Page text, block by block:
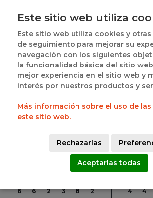
0
18 | 0
JUGADORES DESTACADOS POR
DANIEL  GOMEZ
6
6
2
3
8
2
4
4
Este sitio web utiliza
Este sitio web utiliza cookies y
de seguimiento para mejorar su
navegación con los siguientes
la funcionalidad básica del sitio
mejor experiencia en el sitio web y
interés por nuestros productos y
Más información sobre el uso de
este sitio web.
Rechazarlas
Aceptarlas todas